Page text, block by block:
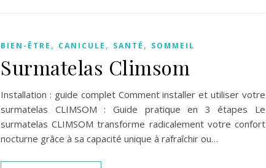
BIEN-ÊTRE , CANICULE , SANTÉ , SOMMEIL
Surmatelas Climsom
Installation : guide complet Comment installer et utiliser votre
surmatelas CLIMSOM : Guide pratique en 3 étapes Le
surmatelas CLIMSOM transforme radicalement votre confort
nocturne grâce à sa capacité unique à rafraîchir ou…